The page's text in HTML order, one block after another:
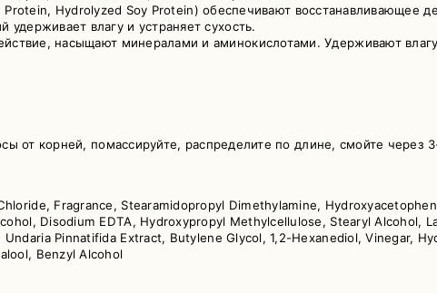
Hydrolyzed Soy Protein) обеспечивают восстанавливающее
влагу и устраняет сухость.
насыщают минералами и аминокислотами. Удерживают
от корней, помассируйте, распределите по длине, смойте через
Fragrance, Stearamidopropyl Dimethylamine,
Disodium EDTA, Hydroxypropyl Methylcellulose, Stearyl Alcohol,
Pinnatifida Extract, Butylene Glycol, 1,2-Hexanediol, Vinegar,
Benzyl Alcohol